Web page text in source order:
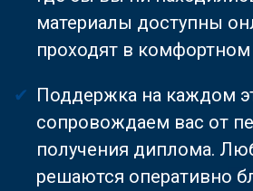
материалы доступны
проходят в комфортном
Поддержка на каждом
сопровождаем вас от
получения диплома.
решаются оперативно